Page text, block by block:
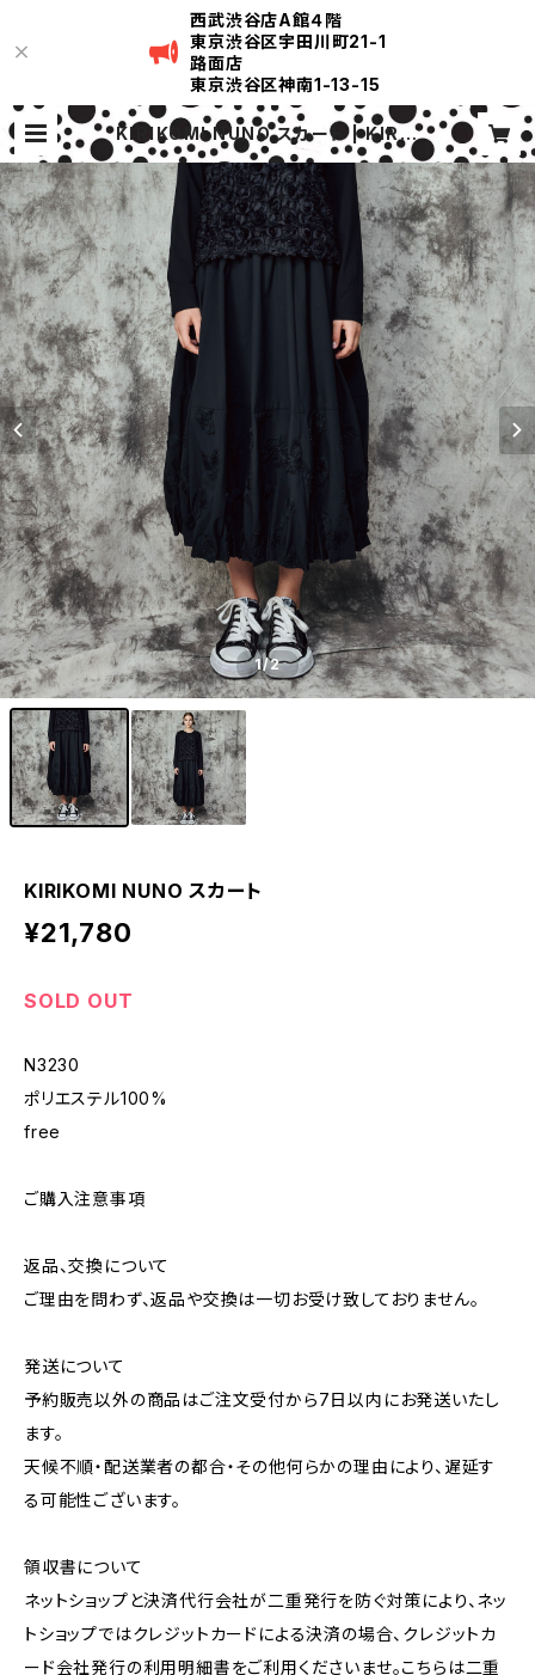
西武渋谷店A館４階
東京渋谷区宇田川町21-1
路面店
東京渋谷区神南1-13-15
KIRIKOMI NUNO スカート | KIRIK
OMI
1/2
KIRIKOMI NUNO スカート
¥21,780
SOLD OUT
N3230
ポリエステル100%
free
ご購入注意事項
返品、交換について
ご理由を問わず、返品や交換は一切お受け致しておりません。
発送について
予約販売以外の商品はご注文受付から7日以内にお発送いたし
ます。
天候不順・配送業者の都合・その他何らかの理由により、遅延す
る可能性ございます。
領収書について
ネットショップと決済代行会社が二重発行を防ぐ対策により、ネッ
トショップではクレジットカードによる決済の場合、クレジットカ
ード会社発行の利用明細書をご利用くださいませ。こちらは二重